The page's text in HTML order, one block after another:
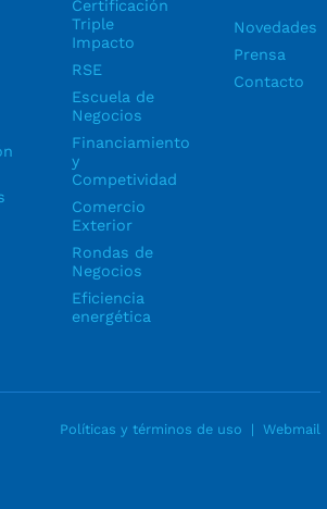
Certificación
Triple
Impacto
RSE
Escuela de
Negocios
Financiamiento
y
Competividad
Comercio
Exterior
Rondas de
Negocios
Eficiencia
energética
Novedades
Prensa
Contacto
Políticas y términos de uso | Webmail